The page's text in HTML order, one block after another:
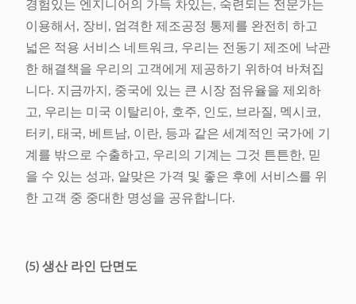
경험있는 엔지니어의 가득 차있는, 숙련되는 전문가는
이용해서, 장비, 엄격한 제조공정 통제를 완전히 하고
넓은 적용 서비스 네트워크, 우리는 전동기 제조에 낙관
한 해결책을 우리의 고객에게 제공하기 위하여 바쳐집
니다. 지금까지, 중국에 있는 큰 시장 점유율을 제외하
고, 우리는 미국 이탈리아, 호주, 인도, 브라질, 멕시코,
터키, 태국, 베트남, 이란, 등과 같은 세계적인 국가에 기
계를 밖으로 수출하고, 우리의 기계는 그것 튼튼한, 믿
을 수 있는 성과, 알맞은 가격 및 좋은 후에 서비스를 위
한 고객 중 중대한 명성을 공유합니다.
(5) 생산 라인 단면도